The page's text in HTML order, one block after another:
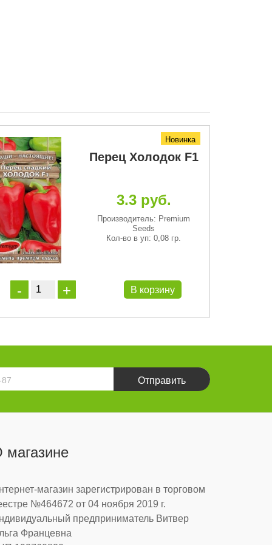
Новинка
Перец Холодок F1
3.3 руб.
Производитель: Premium
Seeds
Кол-во в уп: 0,08 гр.
В корзину
Отправить
магазине
магазин зарегистрирован в торговом
№464672 от 04 ноября 2019 г.
предприниматель Витвер
Францевна